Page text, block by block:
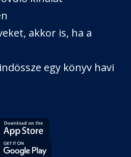
visz
akkor is, ha a
egy könyv havi